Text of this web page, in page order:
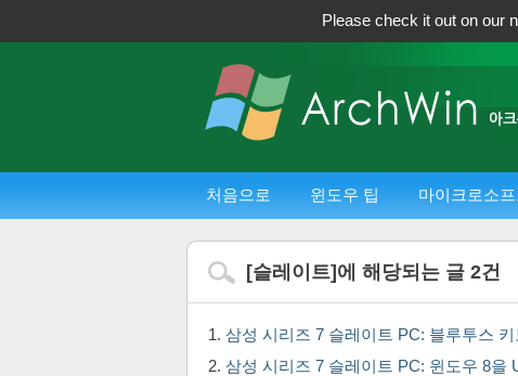
Please check it out on our
처음으로 윈도우 팁 마이크로소
[슬레이트]에 해당되는 글 2건
삼성 시리즈 7 슬레이트 PC: 블루투스
삼성 시리즈 7 슬레이트 PC: 윈도우 8을